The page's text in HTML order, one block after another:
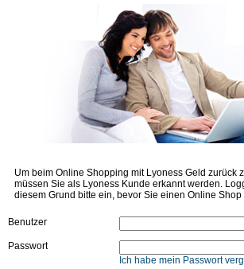
Um beim Online Shopping mit Lyoness Geld zurück
müssen Sie als Lyoness Kunde erkannt werden.
diesem Grund bitte ein, bevor Sie einen Online Shop
Benutzer
Passwort
Ich habe mein Passwort